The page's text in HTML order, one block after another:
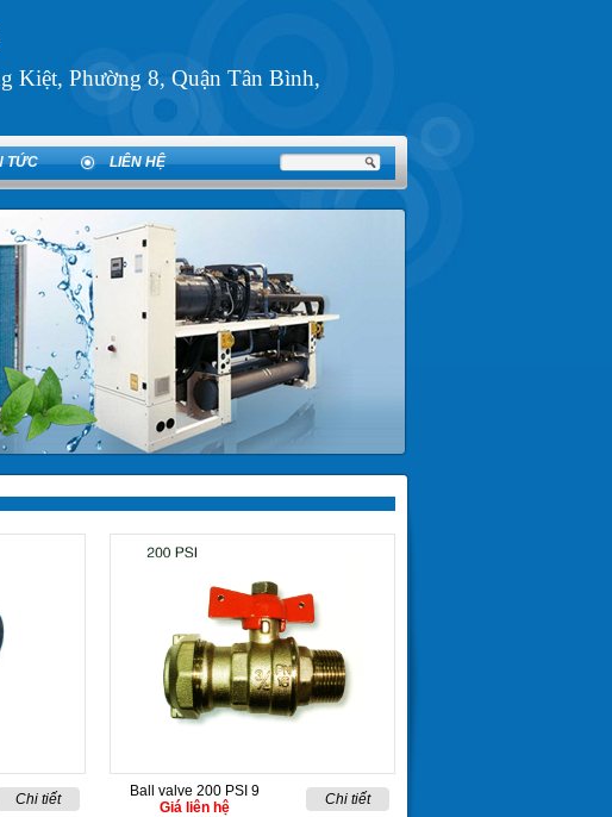
Kiệt, Phường 8, Quận Tân Bình,
TỨC LIÊN HỆ
Chi tiết
Ball valve 200 PSI 9
Giá liên hệ
Chi tiết